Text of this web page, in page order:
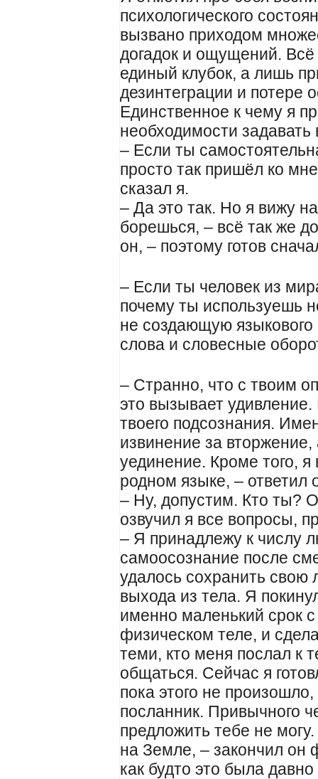
психологического
вызвано приходом
догадок и ощущений. Всё
единый клубок, а лишь
дезинтеграции и потере
Единственное к чему я
необходимости
– Если ты
просто так пришёл ко
сказал я.
– Да это так. Но я вижу
борешься, – всё так же
он, – поэтому готов
– Если ты человек из
почему ты используешь
не создающую
слова и словесные
– Странно, что с твоим
это вызывает
твоего подсознания.
извинение за
уединение. Кроме того,
родном языке, – ответил
– Ну, допустим. Кто ты?
озвучил я все вопросы,
– Я принадлежу к числу
самоосознание после
удалось сохранить свою
выхода из тела. Я
именно маленький срок
физическом теле, и
теми, кто меня послал к
общаться. Сейчас я
пока этого не
посланник. Привычного
предложить тебе не
на Земле, – закончил он
как будто это была